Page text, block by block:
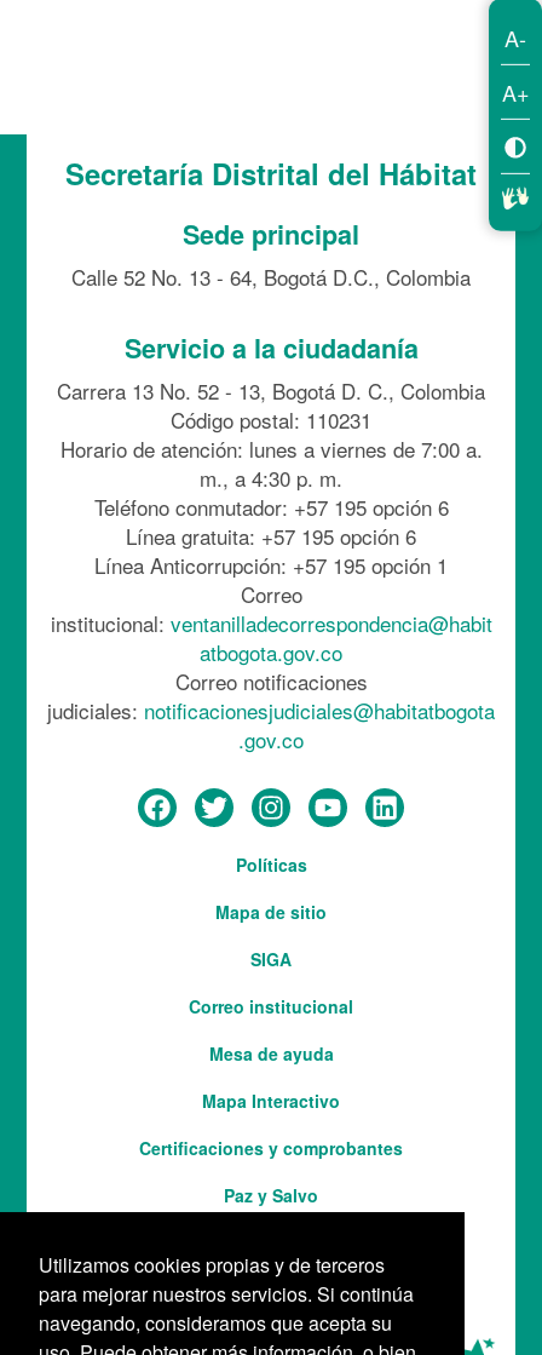
Utilizamos cookies propias y de terceros
para mejorar nuestros servicios. Si continúa
navegando, consideramos que acepta su
Secretaría Distrital del Hábitat
Sede principal
Calle 52 No. 13 - 64, Bogotá D.C., Colombia
Servicio a la ciudadanía
Carrera 13 No. 52 - 13, Bogotá D. C., Colombia
Código postal: 110231
Horario de atención: lunes a viernes de 7:00 a.
m., a 4:30 p. m.
Teléfono conmutador: +57 195 opción 6
Línea gratuita: +57 195 opción 6
Línea Anticorrupción: +57 195 opción 1
Correo
institucional: ventanilladecorrespondencia@habit
atbogota.gov.co
Correo notificaciones
judiciales: notificacionesjudiciales@habitatbogota
.gov.co
Políticas
Mapa de sitio
SIGA
Correo institucional
Mesa de ayuda
Mapa Interactivo
ServicesCertificaciones y comprobantes
Paz y Salvo
A-
A+